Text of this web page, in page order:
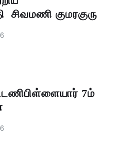
சிவமணி குமரகுரு
7ம்